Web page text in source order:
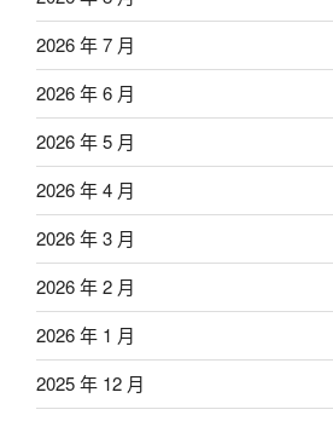
2026 年 7 月
2026 年 6 月
2026 年 5 月
2026 年 4 月
2026 年 3 月
2026 年 2 月
2026 年 1 月
2025 年 12 月